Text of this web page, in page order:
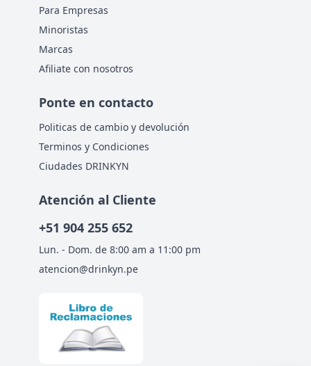
Para Empresas
Minoristas
Marcas
Afiliate con nosotros
Ponte en contacto
Politicas de cambio y devolución
Terminos y Condiciones
Ciudades DRINKYN
Atención al Cliente
+51 904 255 652
Lun. - Dom. de 8:00 am a 11:00 pm
atencion@drinkyn.pe